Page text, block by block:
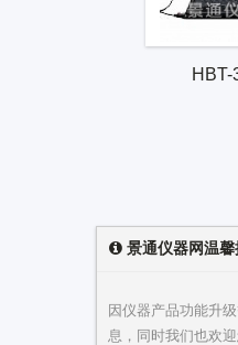
景通仪器网温馨
因仪器产品功能升
息，同时我们也欢